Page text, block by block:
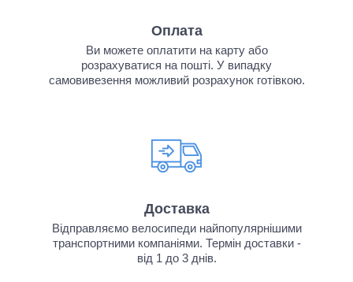
Оплата
Ви можете оплатити на карту або
розрахуватися на пошті. У випадку
самовивезення можливий розрахунок готівкою.
Доставка
Відправляємо велосипеди найпопулярнішими
транспортними компаніями. Термін доставки -
від 1 до 3 днів.